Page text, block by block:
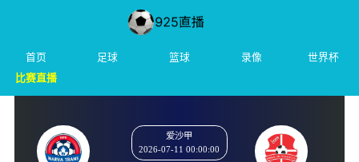
首页 足球 篮球 录像
世界杯
比赛直播